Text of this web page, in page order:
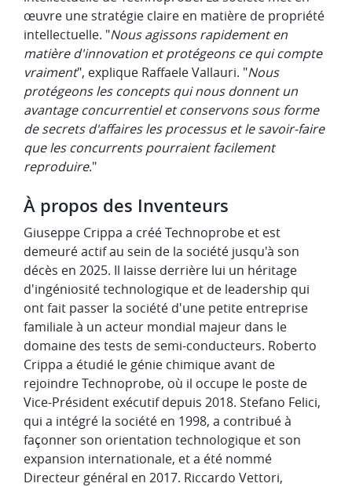
œuvre une stratégie claire en matière de propriété
intellectuelle. "Nous agissons rapidement en
matière d'innovation et protégeons ce qui compte
vraiment", explique Raffaele Vallauri. "Nous
protégeons les concepts qui nous donnent un
avantage concurrentiel et conservons sous forme
de secrets d'affaires les processus et le savoir-faire
que les concurrents pourraient facilement
reproduire."
À propos des Inventeurs
Giuseppe Crippa a créé Technoprobe et est
demeuré actif au sein de la société jusqu'à son
décès en 2025. Il laisse derrière lui un héritage
d'ingéniosité technologique et de leadership qui
ont fait passer la société d'une petite entreprise
familiale à un acteur mondial majeur dans le
domaine des tests de semi-conducteurs. Roberto
Crippa a étudié le génie chimique avant de
rejoindre Technoprobe, où il occupe le poste de
Vice-Président exécutif depuis 2018. Stefano Felici,
qui a intégré la société en 1998, a contribué à
façonner son orientation technologique et son
expansion internationale, et a été nommé
Directeur général en 2017. Riccardo Vettori,